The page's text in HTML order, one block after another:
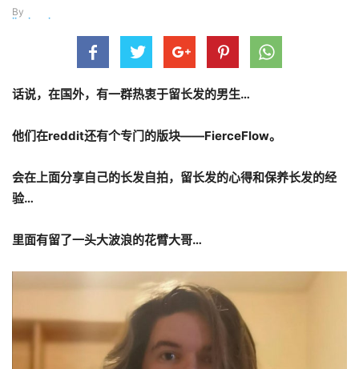
By
jinyingying
话说，在国外，有一群热衷于留长发的男生…
他们在reddit还有个专门的版块——FierceFlow。
会在上面分享自己的长发自拍，留长发的心得和保养长发的经
验…
里面有留了一头大波浪的花臂大哥…